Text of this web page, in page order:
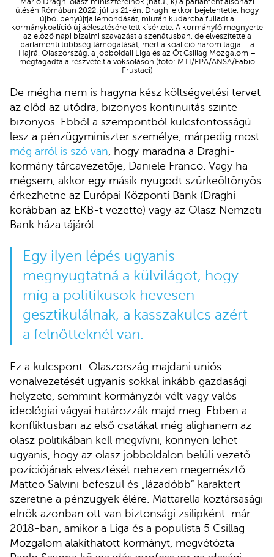
Mario Draghi olasz miniszterelnök (hátul, k) a parlament alsóházi
ülésén Rómában 2022. július 21-én. Draghi ekkor bejelentette, hogy
újból benyújtja lemondását, miután kudarcba fulladt a
kormánykoalíció újjáélesztésére tett kísérlete. A kormányfő megnyerte
az előző napi bizalmi szavazást a szenátusban, de elveszítette a
parlamenti többség támogatását, mert a koalíció három tagja – a
Hajrá, Olaszország, a jobboldali Liga és az Öt Csillag Mozgalom –
megtagadta a részvételt a voksoláson (fotó: MTI/EPA/ANSA/Fabio
Frustaci)
De mégha nem is hagyna kész költségvetési tervet
az előd az utódra, bizonyos kontinuitás szinte
bizonyos. Ebből a szempontból kulcsfontosságú
lesz a pénzügyminiszter személye, márpedig most
még arról is szó van, hogy maradna a Draghi-
kormány tárcavezetője, Daniele Franco. Vagy ha
mégsem, akkor egy másik nyugodt szürkeöltönyös
érkezhetne az Európai Központi Bank (Draghi
korábban az EKB-t vezette) vagy az Olasz Nemzeti
Bank háza tájáról.
Egy ilyen lépés ugyanis
megnyugtatná a külvilágot, hogy
míg a politikusok hevesen
gesztikulálnak, a kasszakulcs azért
a felnőtteknél van.
Ez a kulcspont: Olaszország majdani uniós
vonalvezetését ugyanis sokkal inkább gazdasági
helyzete, semmint kormányzói vélt vagy valós
ideológiai vágyai határozzák majd meg. Ebben a
konfliktusban az első csatákat még alighanem az
olasz politikában kell megvívni, könnyen lehet
ugyanis, hogy az olasz jobboldalon belüli vezető
pozíciójának elvesztését nehezen megemésztő
Matteo Salvini befeszül és „lázadóbb” karaktert
szeretne a pénzügyek élére. Mattarella köztársasági
elnök azonban ott van biztonsági zsilipként: már
2018-ban, amikor a Liga és a populista 5 Csillag
Mozgalom alakíthatott kormányt, megvétózta